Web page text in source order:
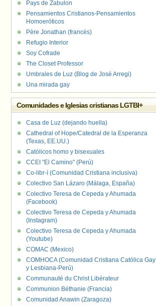
Pays de Zabulon
Pensamientos Cristianos-Pensamientos
Homoeróticos
Père Jonathan (francés)
Refugio Interior
Soy Cofrade
The Closet Professor
Umbrales de Luz (Blog de José Arregi)
Una mirada gay
Comunidades e Iglesias cristianas LGTBI+
Casa de Luz (dejando huella)
Cathedral of Hope/Catedral de la Esperanza
(Texas, EE.UU.)
Católicos homo y bisexuales
CCEI "El Camino" (Perú)
Co-libr-í (Comunidad Cristiana inclusiva)
Colectivo San Lázaro (Málaga, España)
Colectivo Teresa de Cepeda y Ahumada
(Facebook)
Colectivo Teresa de Cepeda y Ahumada
(Instagram)
Colectivo Teresa de Cepeda y Ahumada
(Youtube)
COMAC (Mexico)
COMHOCA (Comunidad Cristiana Católica Gay
y Lesbiana-Perú)
Communauté du Christ Libérateur
Communion Béthanie (Francia)
Comunidad Anawin (Zaragoza)